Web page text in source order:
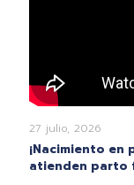
27 julio, 2026
¡Nacimiento en
atienden parto